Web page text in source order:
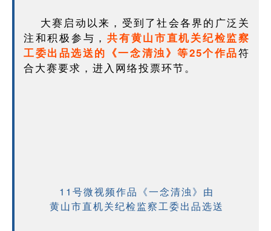
大赛启动以来，受到了社会各界的广泛关
注和积极参与，共有黄山市直机关纪检监察
工委出品选送的《一念清浊》等25个作品符
合大赛要求，进入网络投票环节。
11号微视频作品 《一念清浊》 由
黄山市直机关纪检监察工委出品选送